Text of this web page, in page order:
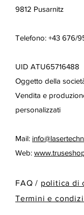
9812 Pusarnitz
Telefono: +43 676/
UID ATU65716488
Oggetto della
Vendita e
personalizzati
Mail:
Web:
FAQ / politica di
Termini e